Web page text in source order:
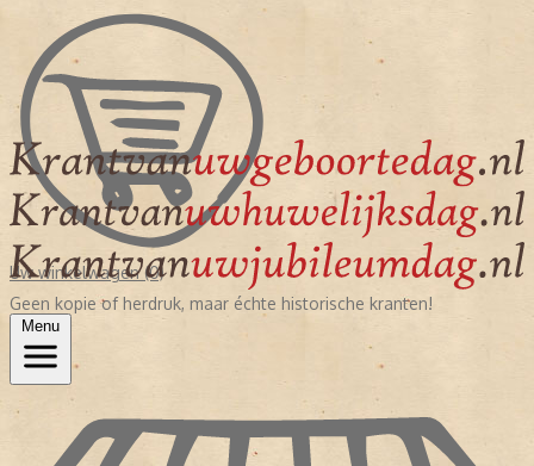
Uw winkelwagen (0)
Geen kopie of herdruk, maar échte historische kranten!
Menu